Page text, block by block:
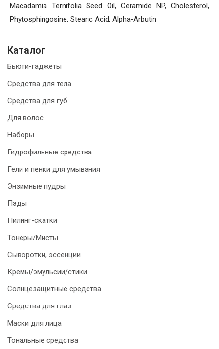
Macadamia Ternifolia Seed Oil, Ceramide NP, Cholesterol,
Phytosphingosine, Stearic Acid, Alpha-Arbutin
Каталог
Бьюти-гаджеты
Средства для тела
Средства для губ
Для волос
Наборы
Гидрофильные средства
Гели и пенки для умывания
Энзимные пудры
Пэды
Пилинг-скатки
Тонеры/Мисты
Сыворотки, эссенции
Кремы/эмульсии/стики
Солнцезащитные средства
Средства для глаз
Маски для лица
Тональные средства